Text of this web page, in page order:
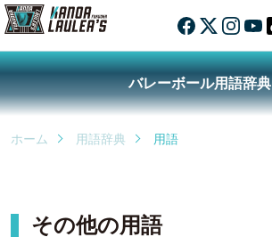
バレーボール用語辞典
ホーム 用語辞典 用語
その他の用語